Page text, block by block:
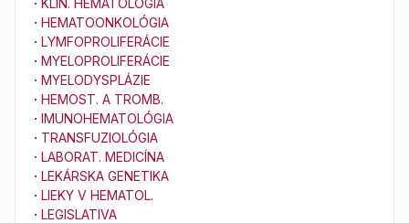
· HEMATOONKOLÓGIA
· LYMFOPROLIFERÁCIE
· MYELOPROLIFERÁCIE
· MYELODYSPLÁZIE
· HEMOST. A TROMB.
· IMUNOHEMATOLÓGIA
· TRANSFUZIOLÓGIA
· LABORAT. MEDICÍNA
· LEKÁRSKA GENETIKA
· LIEKY V HEMATOL.
· LEGISLATIVA